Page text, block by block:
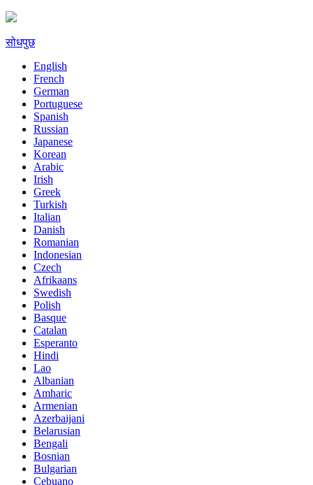
सोधपुछ
English
French
German
Portuguese
Spanish
Russian
Japanese
Korean
Arabic
Irish
Greek
Turkish
Italian
Danish
Romanian
Indonesian
Czech
Afrikaans
Swedish
Polish
Basque
Catalan
Esperanto
Hindi
Lao
Albanian
Amharic
Armenian
Azerbaijani
Belarusian
Bengali
Bosnian
Bulgarian
Cebuano